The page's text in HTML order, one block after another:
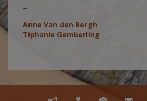
Anne Van den Bergh
Tiphanie Gemberling